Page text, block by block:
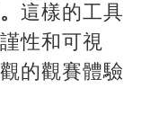
這樣的工具
性和可視
的觀賽體驗​​​​